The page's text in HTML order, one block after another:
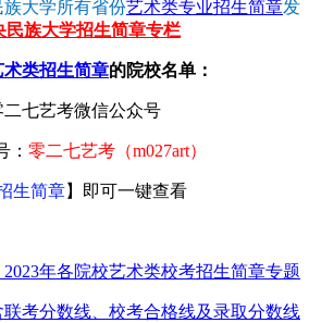
族大学所有省份艺术类专业招生简章发
民族大学招生简章专栏
术类招生简章的院校名单：
： 零二七艺考（m027art）
生简章】即可一键查看
年各院校艺术类校考招生简章专题
考分数线、校考合格线及录取分数线